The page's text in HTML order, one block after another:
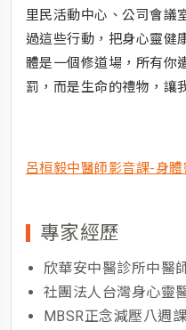
里民活動中心、公司會議
過這些行動，把身心靈健
體是一個修道場，所有你
罰，而是生命的禮物，讓
呂桓毅中醫師影音課-身
專家經歷
欣華安中醫診所中醫
社團法人台灣身心靈
MBSR正念減壓八週